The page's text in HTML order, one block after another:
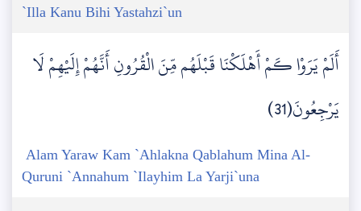
`Illa Kanu Bihi Yastahzi`un
أَلَمْ يَرَوْا كَمْ أَهْلَكْنَا قَبْلَهُم مِّنَ الْقُرُونِ أَنَّهُمْ إِلَيْهِمْ لَا
يَرْجِعُونَ(31)
Alam Yaraw Kam `Ahlakna Qablahum Mina Al-
Quruni `Annahum `Ilayhim La Yarji`una